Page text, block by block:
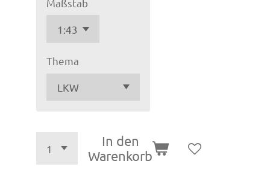
Thema
In den
Warenkorb